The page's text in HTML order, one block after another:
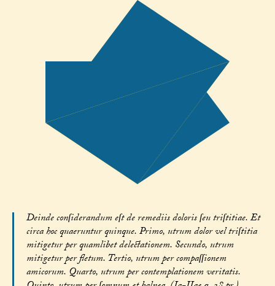
Deinde conſiderandum eſt de remediis doloris ſeu triſtitiae. Et
circa hoc quaeruntur quinque. Primo, utrum dolor vel triſtitia
mitigetur per quamlibet delectationem. Secundo, utrum
mitigetur per fletum. Tertio, utrum per compaſſionem
amicorum. Quarto, utrum per contemplationem veritatis.